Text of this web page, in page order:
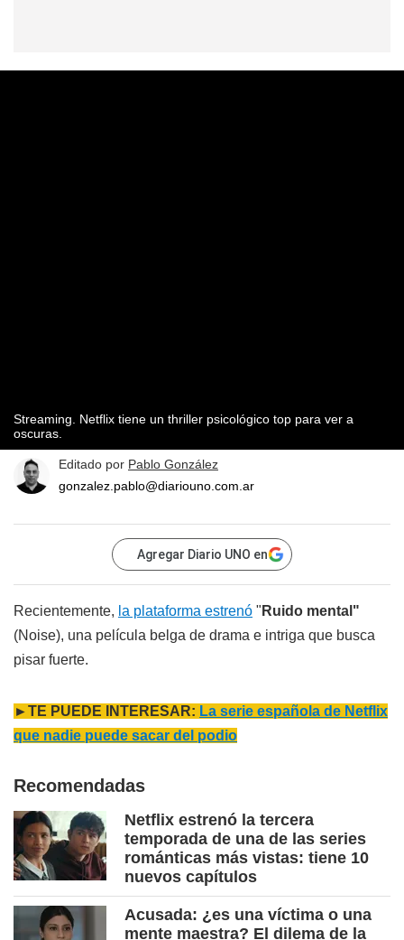
Streaming. Netflix tiene un thriller psicológico top para ver a
oscuras.
Editado por Pablo González
gonzalez.pablo@diariouno.com.ar
Agregar Diario UNO en
Recientemente, la plataforma estrenó " Ruido mental"
(Noise), una película belga de drama e intriga que busca
pisar fuerte.
►TE PUEDE INTERESAR: La serie española de Netflix
que nadie puede sacar del podio
Recomendadas
Netflix estrenó la tercera
temporada de una de las series
románticas más vistas: tiene 10
nuevos capítulos
Acusada: ¿es una víctima o una
mente maestra? El dilema de la